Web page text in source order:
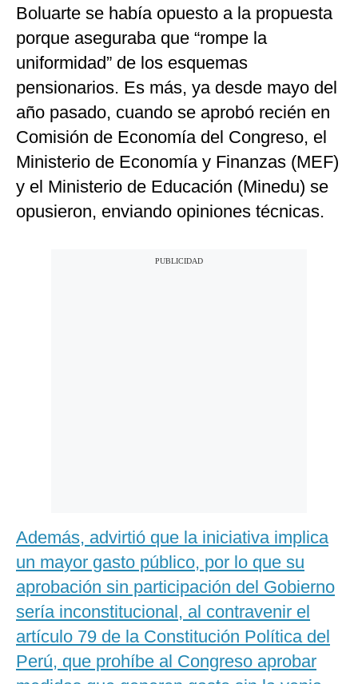
Boluarte se había opuesto a la propuesta
porque aseguraba que “rompe la
uniformidad” de los esquemas
pensionarios. Es más, ya desde mayo del
año pasado, cuando se aprobó recién en
Comisión de Economía del Congreso, el
Ministerio de Economía y Finanzas (MEF)
y el Ministerio de Educación (Minedu) se
opusieron, enviando opiniones técnicas.
Además, advirtió que la iniciativa implica
un mayor gasto público, por lo que su
aprobación sin participación del Gobierno
sería inconstitucional, al contravenir el
artículo 79 de la Constitución Política del
Perú, que prohíbe al Congreso aprobar